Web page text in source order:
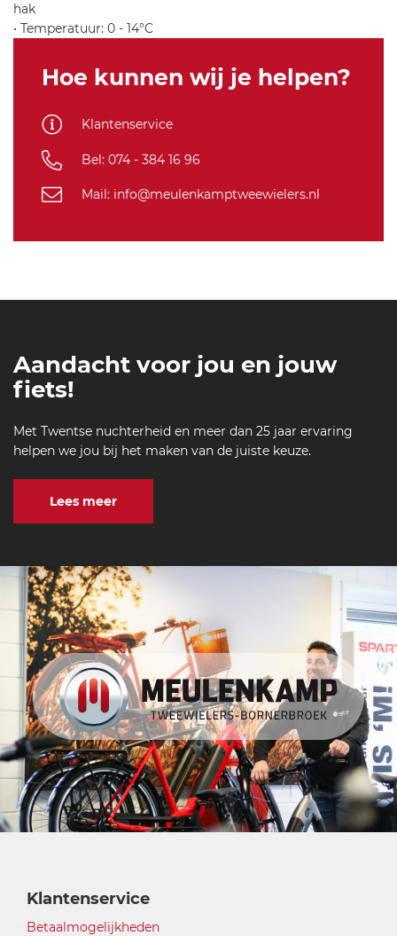
hak
• Temperatuur: 0 - 14°C
Hoe kunnen wij je helpen?
Klantenservice
Bel: 074 - 384 16 96
Mail: info@meulenkamptweewielers.nl
Aandacht voor jou en jouw
fiets!
Met Twentse nuchterheid en meer dan 25 jaar ervaring
helpen we jou bij het maken van de juiste keuze.
Lees meer
Klantenservice
Betaalmogelijkheden